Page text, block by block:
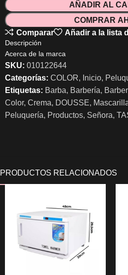
AÑADIR AL
COMPRAR
Comparar
Añadir a la lista
Descripción
Acerca de la marca
SKU: 010122644
Categorías: COLOR, Inicio,
Etiquetas: Barba, Barbería,
Color, Crema, DOUSSE,
Peluquería, Productos, Señora,